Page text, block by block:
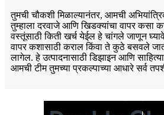
तुमची चौकशी मिळाल्यानंतर, आमची
तुम्हाला दरवाजे आणि खिडक्यांचा वापर कसा
वस्तूंसाठी किती खर्च येईल हे चांगले जाणून
वापर कशासाठी कराल किंवा ते कुठे बसवले
लागेल. हे उत्पादनासाठी डिझाइन आणि
आमची टीम तुमच्या प्रकल्पाच्या आधारे सर्व